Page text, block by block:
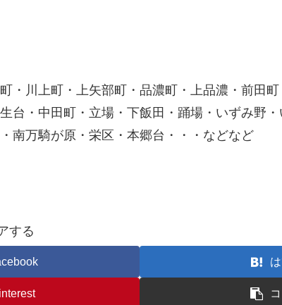
川上町・上矢部町・品濃町・上品濃・前田町
・中田町・立場・下飯田・踊場・いずみ野
南万騎が原・栄区・本郷台・・・などなど
する